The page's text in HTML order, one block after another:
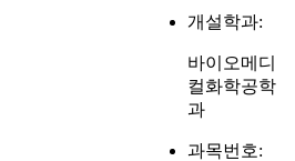
개설학과:
바이오메디
컬화학공학
과
과목번호: